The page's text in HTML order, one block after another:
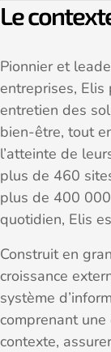
Le
Pionnier et
entreprises,
entretien des
bien-être, tout
l’atteinte de
plus de 460
plus de 400
quotidien, Elis
Construit en
croissance
système
comprenant une
contexte,